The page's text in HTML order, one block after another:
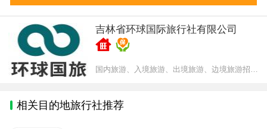
吉林省环球国际旅行社有限公司
国内旅游、入境旅游、出境旅游、边境旅游招徕、咨询服务
相关目的地旅行社推荐